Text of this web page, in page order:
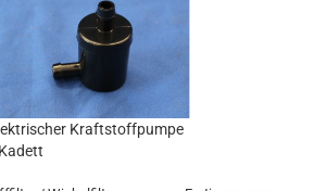
Kraftstoffpumpe